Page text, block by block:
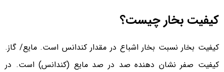
کیفیت بخار چیست؟
کیفیت بخار نسبت بخار اشباع در مقدار کندانس است. مایع/ گاز.
کیفیت صفر نشان دهنده صد در صد مایع (کندانس) است. در